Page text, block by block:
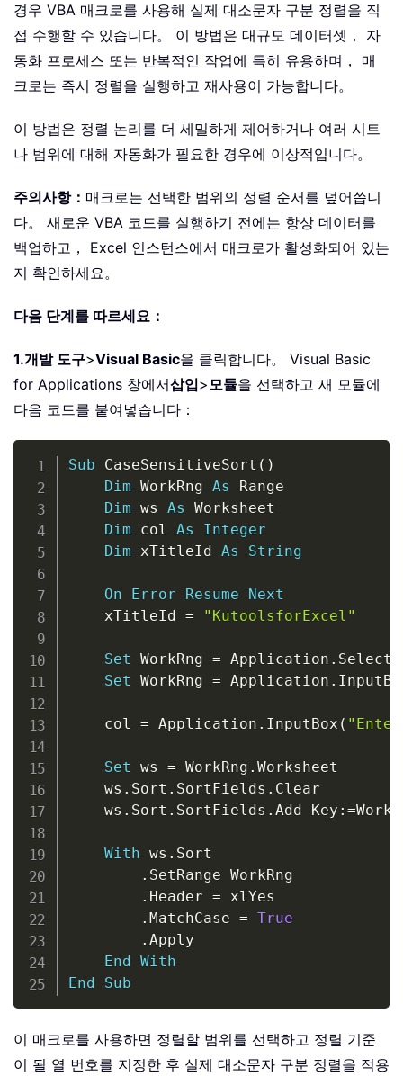
경우 VBA 매크로를 사용해 실제 대소문자 구분 정렬을 직
접 수행할 수 있습니다。 이 방법은 대규모 데이터셋， 자
동화 프로세스 또는 반복적인 작업에 특히 유용하며， 매
크로는 즉시 정렬을 실행하고 재사용이 가능합니다。
이 방법은 정렬 논리를 더 세밀하게 제어하거나 여러 시트
나 범위에 대해 자동화가 필요한 경우에 이상적입니다。
주의사항： 매크로는 선택한 범위의 정렬 순서를 덮어씁니
다。 새로운 VBA 코드를 실행하기 전에는 항상 데이터를
백업하고， Excel 인스턴스에서 매크로가 활성화되어 있는
지 확인하세요。
다음 단계를 따르세요：
1.개발 도구>Visual Basic을 클릭합니다。 Visual Basic
for Applications 창에서삽입>모듈을 선택하고 새 모듈에
다음 코드를 붙여넣습니다：
Sub CaseSensitiveSort ( )
Dim WorkRng As Range
Dim ws As Worksheet
Dim col As
Integer
Dim xTitleId As String
On Error Resume
Next
    xTitleId
= "KutoolsforExcel"
Set WorkRng = Application .
Set WorkRng = Application .
    col
= Application . InputBox (
Set ws = WorkRng . Worksheet
    ws
. Sort . SortFields . Clear
    ws
. Sort . SortFields . Add Key : =
With ws . Sort
. SetRange WorkRng
. Header = xlYes
. MatchCase = True
. Apply
End
With
End
Sub
이 매크로를 사용하면 정렬할 범위를 선택하고 정렬 기준
이 될 열 번호를 지정한 후 실제 대소문자 구분 정렬을 적용